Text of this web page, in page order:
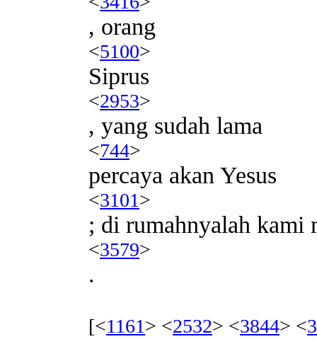
, orang
<5100>
Siprus
<2953>
, yang sudah lama
<744>
percaya akan Yesus
<3101>
; di rumahnyalah kami
<3579>
.
[<1161> <2532> <3844> <